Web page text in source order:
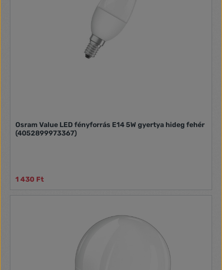
Osram Value LED fényforrás E14 5W gyertya hideg fehér
(4052899973367)
1 430 Ft